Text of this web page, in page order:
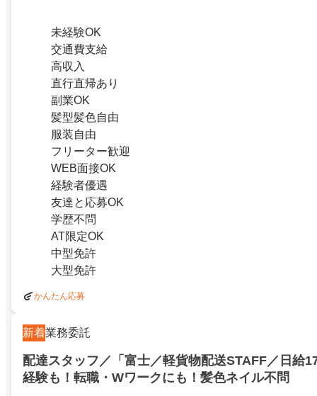
未経験OK
交通費支給
高収入
直行直帰あり
副業OK
髪型髪色自由
服装自由
フリーター歓迎
WEB面接OK
経験者優遇
友達と応募OK
学歴不問
AT限定OK
中型免許
大型免許
かんたん応募
新着業務委託
配達スタッフ／「富士／軽貨物配送STAFF／日給
経験も！転職・Wワークにも！髪色ネイル不問